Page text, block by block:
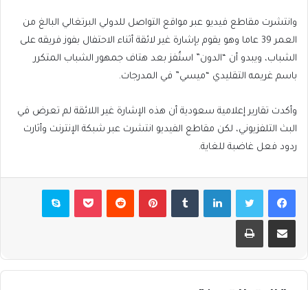
وانتشرت مقاطع فيديو عبر مواقع التواصل للدولي البرتغالي البالغ من
العمر 39 عاما وهو يقوم بإشارة غير لائقة أثناء الاحتفال بفوز فريقه على
الشباب، ويبدو أن “الدون” استُفز بعد هتاف جمهور الشباب المتكرر
باسم غريمه التقليدي “ميسي” في المدرجات.
وأكدت تقارير إعلامية سعودية أن هذه الإشارة غير اللائقة لم تعرض في
البث التلفزيوني، لكن مقاطع الفيديو انتشرت عبر شبكة الإنترنت وأثارت
ردود فعل غاضبة للغاية.
فيسبوكتويتر لينكدإن بينتيريست بوكيت سكايب
مشاركة عبر البريد طباعة